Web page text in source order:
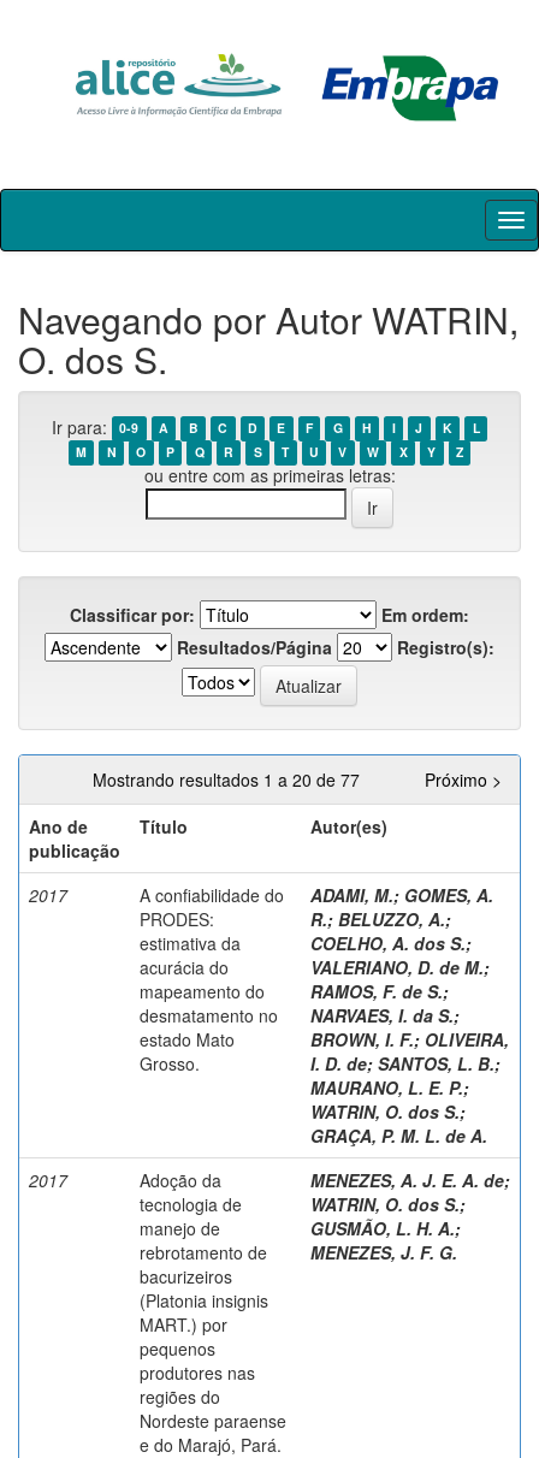
Skip
Navegando por Autor WATRIN,
O. dos S.
Ir para: 0-9 A B C D E F G H I J K
L
M
N O P Q R S T U V W X Y Z
ou entre com as primeiras letras:
Classificar por:
Em ordem:
Resultados/Página
Registro(s):
Mostrando resultados 1 a 20 de 77
Próximo >
Ano de
publicação
Título Autor(es)
2017
A confiabilidade do
PRODES:
estimativa da
acurácia do
mapeamento do
desmatamento no
estado Mato
Grosso.
ADAMI, M.; GOMES, A.
R.; BELUZZO, A.;
COELHO, A. dos S.;
VALERIANO, D. de M.;
RAMOS, F. de S.;
NARVAES, I. da S.;
BROWN, I. F.; OLIVEIRA,
I. D. de; SANTOS, L. B.;
MAURANO, L. E. P.;
WATRIN, O. dos S.;
GRAÇA, P. M. L. de A.
2017
Adoção da
tecnologia de
manejo de
rebrotamento de
bacurizeiros
(Platonia insignis
MART.) por
pequenos
produtores nas
regiões do
Nordeste paraense
e do Marajó, Pará.
MENEZES, A. J. E. A. de;
WATRIN, O. dos S.;
GUSMÃO, L. H. A.;
MENEZES, J. F. G.